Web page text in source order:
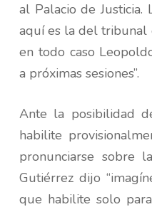
al Palacio de Justicia.
aquí es la del tribunal
en todo caso
a próximas sesiones”.
Ante la posibilidad
habilite
pronunciarse sobre
Gutiérrez dijo
que habilite solo